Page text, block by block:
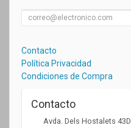
Contacto
Política Privacidad
Condiciones de Compra
Contacto
Avda. Dels Hostalets 43D